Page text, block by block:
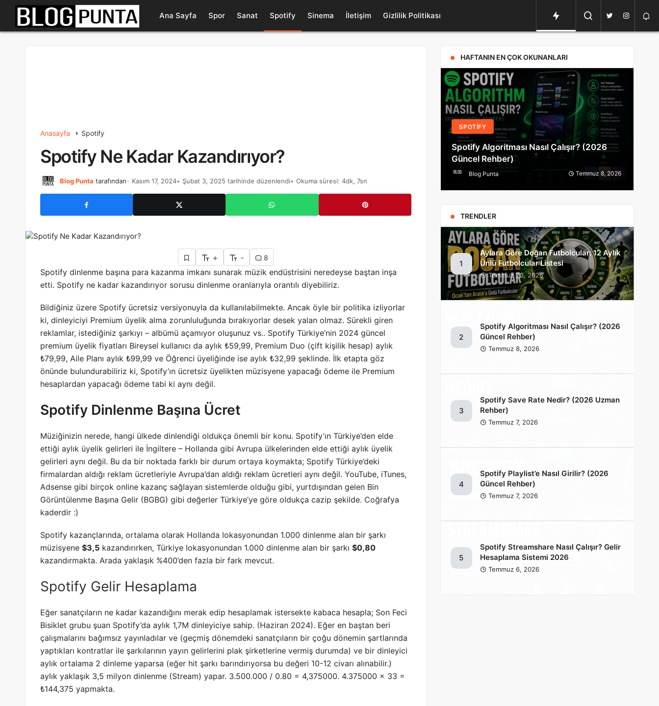
Ana Sayfa Spor Sanat Spotify Sinema İletişim Gizlilik Politikası
Anasayfa Spotify
Spotify Ne Kadar Kazandırıyor?
Blog Punta tarafından Kasım 17, 2024 Şubat 3, 2025 tarihinde düzenlendi Okuma süresi: 4dk, 7sn
+ - 8
Spotify dinlenme başına para kazanma imkanı sunarak müzik endüstrisini neredeyse baştan inşa
etti. Spotify ne kadar kazandırıyor sorusu dinlenme oranlarıyla orantılı diyebiliriz.
Bildiğiniz üzere Spotify ücretsiz versiyonuyla da kullanılabilmekte. Ancak öyle bir politika izliyorlar
ki, dinleyiciyi Premium üyelik alma zorunluluğunda bırakıyorlar desek yalan olmaz. Sürekli giren
reklamlar, istediğiniz şarkıyı – albümü açamıyor oluşunuz vs.. Spotify Türkiye’nin 2024 güncel
premium üyelik fiyatları Bireysel kullanıcı da aylık ₺59,99, Premium Duo (çift kişilik hesap) aylık
₺79,99, Aile Planı aylık ₺99,99 ve Öğrenci üyeliğinde ise aylık ₺32,99 şeklinde. İlk etapta göz
önünde bulundurabiliriz ki, Spotify’ın ücretsiz üyelikten müzisyene yapacağı ödeme ile Premium
hesaplardan yapacağı ödeme tabi ki aynı değil.
Spotify Dinlenme Başına Ücret
Müziğinizin nerede, hangi ülkede dinlendiği oldukça önemli bir konu. Spotify’ın Türkiye’den elde
ettiği aylık üyelik gelirleri ile İngiltere – Hollanda gibi Avrupa ülkelerinden elde ettiği aylık üyelik
gelirleri aynı değil. Bu da bir noktada farklı bir durum ortaya koymakta; Spotify Türkiye’deki
firmalardan aldığı reklam ücretleriyle Avrupa’dan aldığı reklam ücretleri aynı değil. YouTube, iTunes,
Adsense gibi birçok online kazanç sağlayan sistemlerde olduğu gibi, yurtdışından gelen Bin
Görüntülenme Başına Gelir (BGBG) gibi değerler Türkiye’ye göre oldukça cazip şekilde. Coğrafya
kaderdir :)
Spotify kazançlarında, ortalama olarak Hollanda lokasyonundan 1.000 dinlenme alan bir şarkı
müzisyene $3,5 kazandırırken, Türkiye lokasyonundan 1.000 dinlenme alan bir şarkı $0,80
kazandırmakta. Arada yaklaşık %400’den fazla bir fark mevcut.
Spotify Gelir Hesaplama
Eğer sanatçıların ne kadar kazandığını merak edip hesaplamak istersekte kabaca hesapla; Son Feci
Bisiklet grubu şuan Spotify’da aylık 1,7M dinleyiciye sahip. (Haziran 2024). Eğer en baştan beri
çalışmalarını bağımsız yayınladılar ve (geçmiş dönemdeki sanatçıların bir çoğu dönemin şartlarında
yaptıkları kontratlar ile şarkılarının yayın gelirlerini plak şirketlerine vermiş durumda) ve bir dinleyici
aylık ortalama 2 dinleme yaparsa (eğer hit şarkı barındırıyorsa bu değeri 10-12 civarı alınabilir.)
aylık yaklaşık 3,5 milyon dinlenme (Stream) yapar. 3.500.000 / 0.80 = 4,375000. 4.375000 x 33 =
₺144,375 yapmakta.
HAFTANIN EN ÇOK OKUNANLARI
Ünlü Futbolcular Listesi
SPOTIFY
Spotify Algoritması Nasıl Çalışır? (2026
Güncel Rehber)
Blog Punta Temmuz 8, 2026
TRENDLER
1
Aylara Göre Doğan Futbolcular: 12 Aylık
Ünlü Futbolcular Listesi
Temmuz 23, 2026
2
Spotify Algoritması Nasıl Çalışır? (2026
Güncel Rehber)
Temmuz 8, 2026
3
Spotify Save Rate Nedir? (2026 Uzman
Rehber)
Temmuz 7, 2026
4
Spotify Playlist’e Nasıl Girilir? (2026
Güncel Rehber)
Temmuz 7, 2026
5
Spotify Streamshare Nasıl Çalışır? Gelir
Hesaplama Sistemi 2026
Temmuz 6, 2026